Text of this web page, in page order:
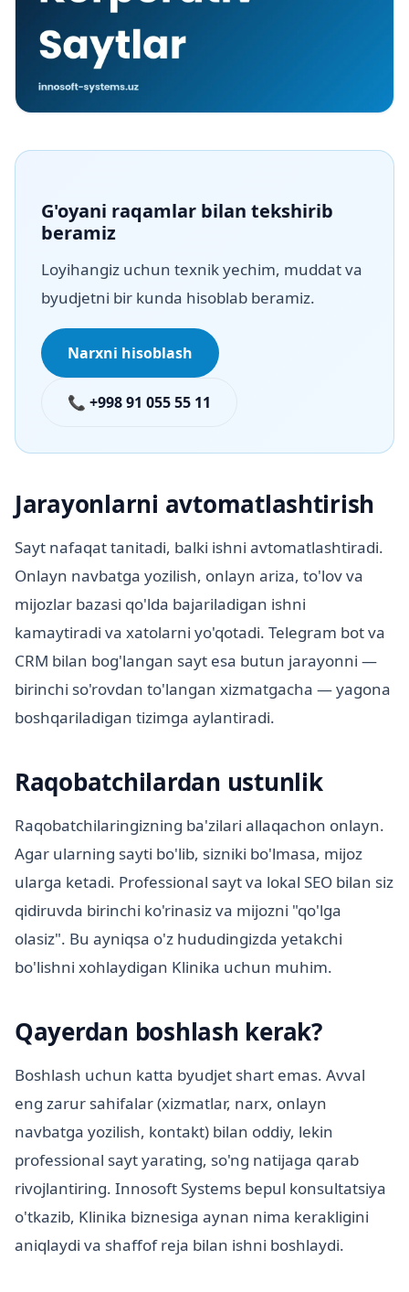
G'oyani raqamlar bilan tekshirib
beramiz
Loyihangiz uchun texnik yechim, muddat va
byudjetni bir kunda hisoblab beramiz.
Narxni hisoblash
📞 +998 91 055 55 11
Jarayonlarni avtomatlashtirish
Sayt nafaqat tanitadi, balki ishni avtomatlashtiradi.
Onlayn navbatga yozilish, onlayn ariza, to'lov va
mijozlar bazasi qo'lda bajariladigan ishni
kamaytiradi va xatolarni yo'qotadi. Telegram bot va
CRM bilan bog'langan sayt esa butun jarayonni —
birinchi so'rovdan to'langan xizmatgacha — yagona
boshqariladigan tizimga aylantiradi.
Raqobatchilardan ustunlik
Raqobatchilaringizning ba'zilari allaqachon onlayn.
Agar ularning sayti bo'lib, sizniki bo'lmasa, mijoz
ularga ketadi. Professional sayt va lokal SEO bilan siz
qidiruvda birinchi ko'rinasiz va mijozni "qo'lga
olasiz". Bu ayniqsa o'z hududingizda yetakchi
bo'lishni xohlaydigan Klinika uchun muhim.
Qayerdan boshlash kerak?
Boshlash uchun katta byudjet shart emas. Avval
eng zarur sahifalar (xizmatlar, narx, onlayn
navbatga yozilish, kontakt) bilan oddiy, lekin
professional sayt yarating, so'ng natijaga qarab
rivojlantiring. Innosoft Systems bepul konsultatsiya
o'tkazib, Klinika biznesiga aynan nima kerakligini
aniqlaydi va shaffof reja bilan ishni boshlaydi.